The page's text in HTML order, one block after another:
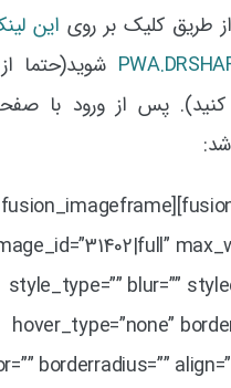
این
شوید(حتما
کنید). پس از ورود با
[/fusion_text][fusion_imageframe
style_type=”” blur=””
hover_type=”none”
borderradius=””